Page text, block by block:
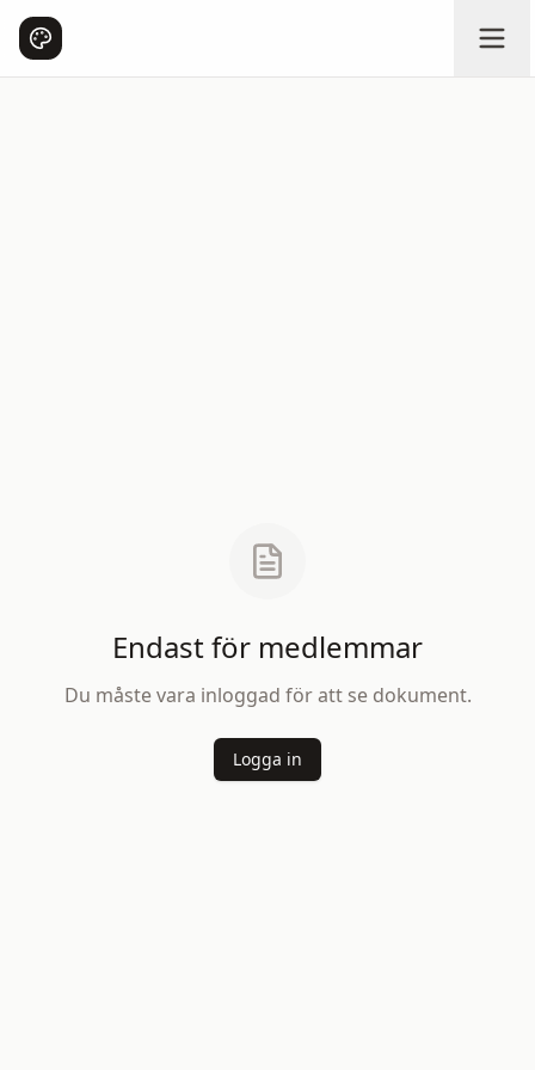
Endast för medlemmar
Du måste vara inloggad för att se dokument.
Logga in